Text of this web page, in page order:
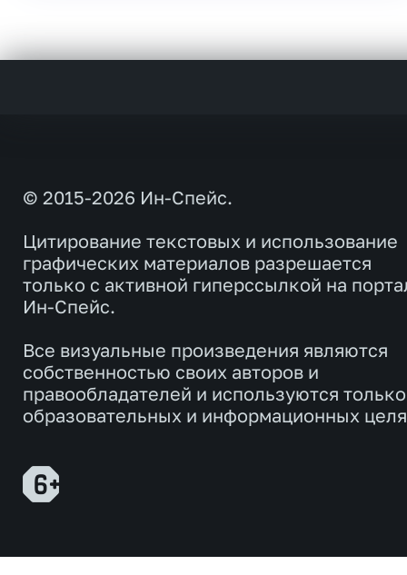
© 2015-2026 Ин-Спейс.
Цитирование текстовых и использование
графических материалов разрешается
только с активной гиперссылкой на
Ин-Спейс.
Все визуальные произведения являются
собственностью своих авторов и
правообладателей и используются
образовательных и информационных